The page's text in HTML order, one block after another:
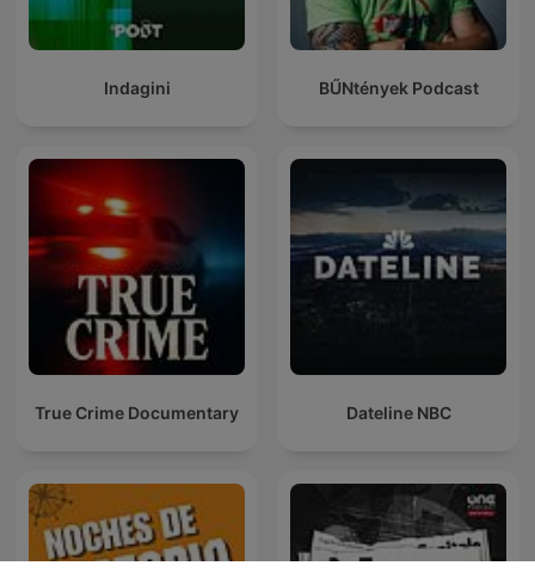
Indagini BŰNtények Podcast
True Crime Documentary Dateline NBC